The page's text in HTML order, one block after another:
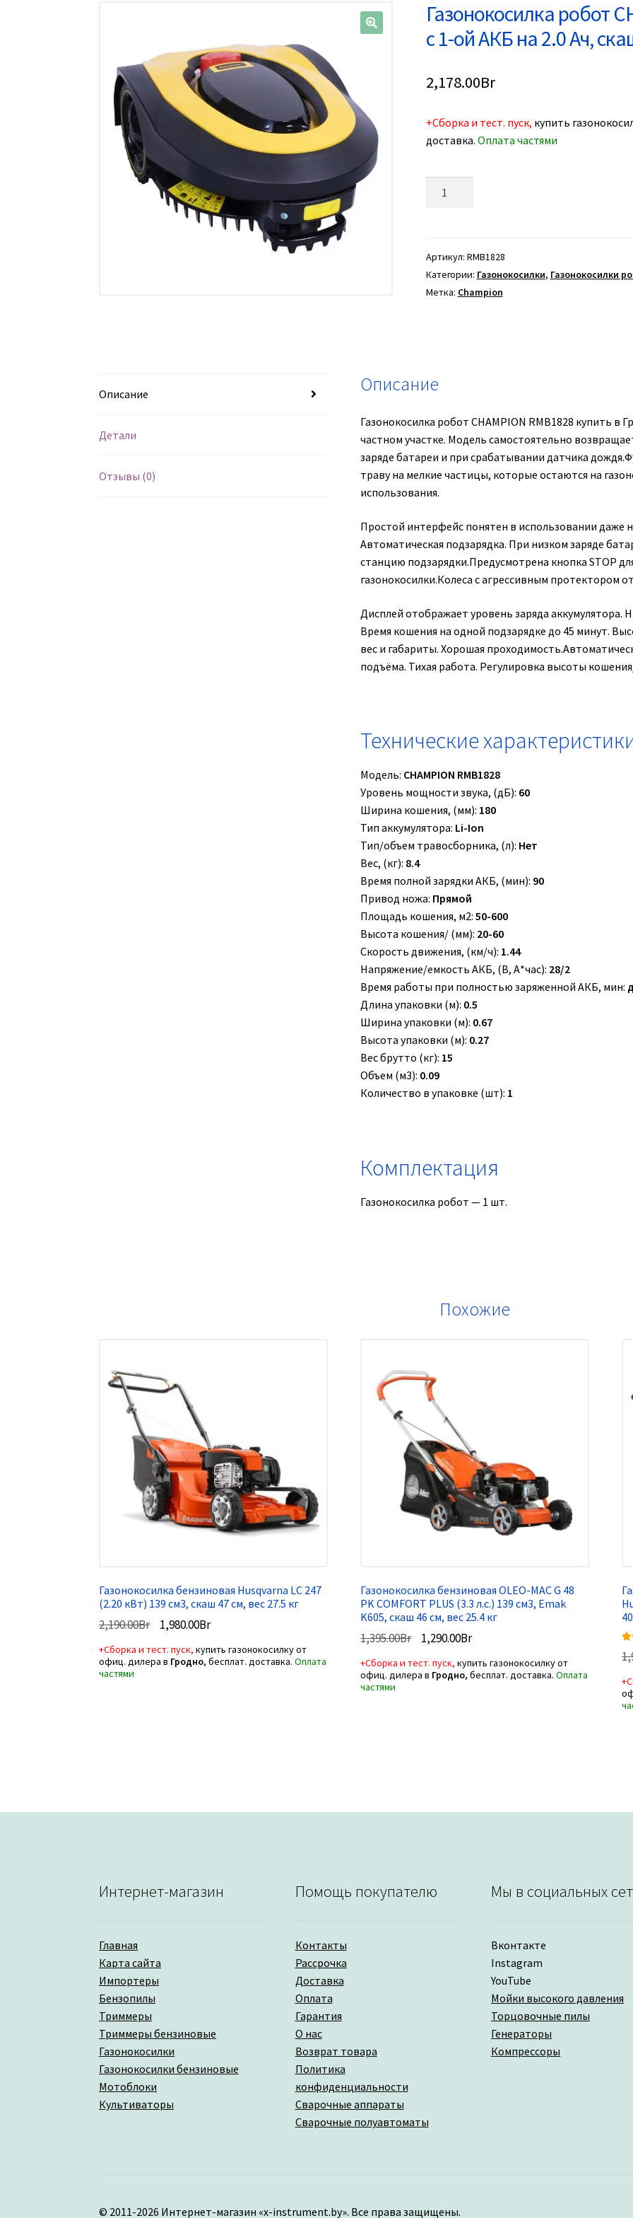
Газонокосилка робот
с 1-ой АКБ на 2.0 Ач,
2,178.00Br
+Сборка и тест. пуск, купить
доставка. Оплата частями
CHAMPION
RMB1828
(28
АКБ
Ач,
Артикул: RMB1828
Категории: Газонокосилки, Газонокосилки
Метка: Champion
Описание
Детали
Отзывы (0)
Описание
Газонокосилка робот CHAMPION RMB1828 купить в
частном участке. Модель самостоятельно
заряде батареи и при срабатывании датчика
траву на мелкие частицы, которые остаются на
использования.
Простой интерфейс понятен в использовании даже
Автоматическая подзарядка. При низком заряде
станцию подзарядки.Предусмотрена кнопка STOP
газонокосилки.Колеса с агрессивным протектором
Дисплей отображает уровень заряда
Время кошения на одной подзарядке до 45 минут.
вес и габариты. Хорошая
подъёма. Тихая работа. Регулировка высоты
Технические
Модель: CHAMPION RMB1828
Уровень мощности звука, (дБ): 60
Ширина кошения, (мм): 180
Тип аккумулятора: Li-Ion
Тип/объем травосборника, (л): Нет
Вес, (кг): 8.4
Время полной зарядки АКБ, (мин): 90
Привод ножа: Прямой
Площадь кошения, м2:50-600
Высота кошения/ (мм): 20-60
Скорость движения, (км/ч): 1.44
Напряжение/емкость АКБ, (В, А*час): 28/2
Время работы при полностью заряженной АКБ, мин:
Длина упаковки (м): 0.5
Ширина упаковки (м): 0.67
Высота упаковки (м): 0.27
Вес брутто (кг): 15
Объем (м3): 0.09
Количество в упаковке (шт): 1
Комплектация
Газонокосилка робот — 1 шт.
Похожие
Газонокосилка бензиновая Husqvarna LC 247
(2.20 кВт) 139 см3, скаш 47 см, вес 27.5 кг
2,190.00Br Первоначальная
составляла
2,190.00Br.
1,980.00BrТекущая
1,980.00Br.
+Сборка и тест. пуск, купить газонокосилку от
офиц. дилера в Гродно, бесплат. доставка.Оплата
частями
Газонокосилка бензиновая OLEO-MAC G 48
PK COMFORT PLUS (3.3 л.с.) 139 см3, Emak
K605, скаш 46 см, вес 25.4 кг
1,395.00Br Первоначальная
составляла
1,395.00Br.
1,290.00BrТекущая
1,290.00Br.
+Сборка и тест. пуск, купить газонокосилку от
офиц. дилера в Гродно, бесплат. доставка.Оплата
частями
из
Интернет-магазин
Главная
Карта сайта
Импортеры
Бензопилы
Триммеры
Триммеры бензиновые
Газонокосилки
Газонокосилки бензиновые
Мотоблоки
Культиваторы
Помощь покупателю
Контакты
Рассрочка
Доставка
Оплата
Гарантия
О нас
Возврат товара
Политика
конфиденциальности
Сварочные аппараты
Сварочные полуавтоматы
Мы в социальных
Вконтакте
Instagram
YouTube
Мойки высокого давления
Торцовочные пилы
Генераторы
Компрессоры
© 2011-2026 Интернет-магазин «x-instrument.by». Все права защищены.